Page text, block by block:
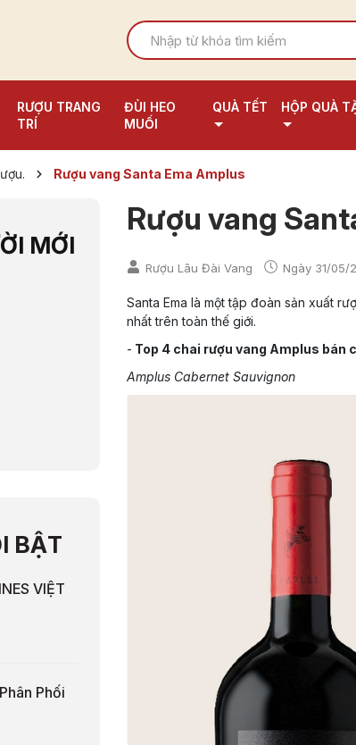
RƯỢU TRANG
TRÍ
ĐÙI HEO
MUỐI
QUÀ TẾT HỘP QUÀ
Rượu vang Santa Ema Amplus
Rượu vang
Rượu Lâu Đài Vang Ngày 31/05/
Santa Ema là một tập đoàn sản xuất
nhất trên toàn thế giới.
- Top 4 chai rượu vang Amplus bán
Amplus Cabernet Sauvignon
MỚI
BẬT
VIỆT
Phối